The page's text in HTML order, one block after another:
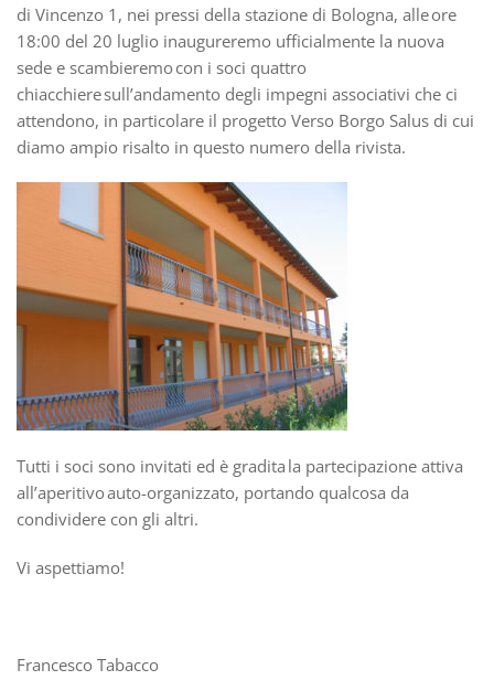
di Vincenzo 1, nei pressi della stazione di Bologna, alle ore
18:00 del 20 luglio inaugureremo ufficialmente la nuova
sede e scambieremo con i soci quattro
chiacchiere sull’andamento degli impegni associativi che ci
attendono, in particolare il progetto Verso Borgo Salus di cui
diamo ampio risalto in questo numero della rivista.
Tutti i soci sono invitati ed è gradita la partecipazione attiva
all’aperitivo auto-organizzato, portando qualcosa da
condividere con gli altri.
Vi aspettiamo!
Francesco Tabacco